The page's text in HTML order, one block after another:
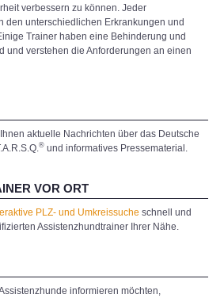
verbessern zu können. Jeder
den unterschiedlichen Erkrankungen und
Trainer haben eine Behinderung und
und verstehen die Anforderungen an einen
aktuelle Nachrichten über das Deutsche
® und informatives Pressematerial.
VOR ORT
PLZ- und Umkreissuche schnell und
Assistenzhundtrainer Ihrer Nähe.
informieren möchten,